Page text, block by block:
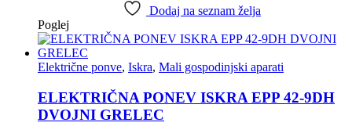
Dodaj na seznam želja
Poglej
Električne ponve, Iskra, Mali gospodinjski aparati
ELEKTRIČNA PONEV ISKRA EPP 42-9DH
DVOJNI GRELEC